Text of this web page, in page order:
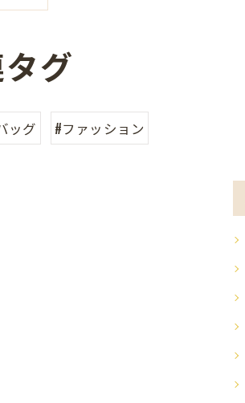
グ
ッグ #ファッション